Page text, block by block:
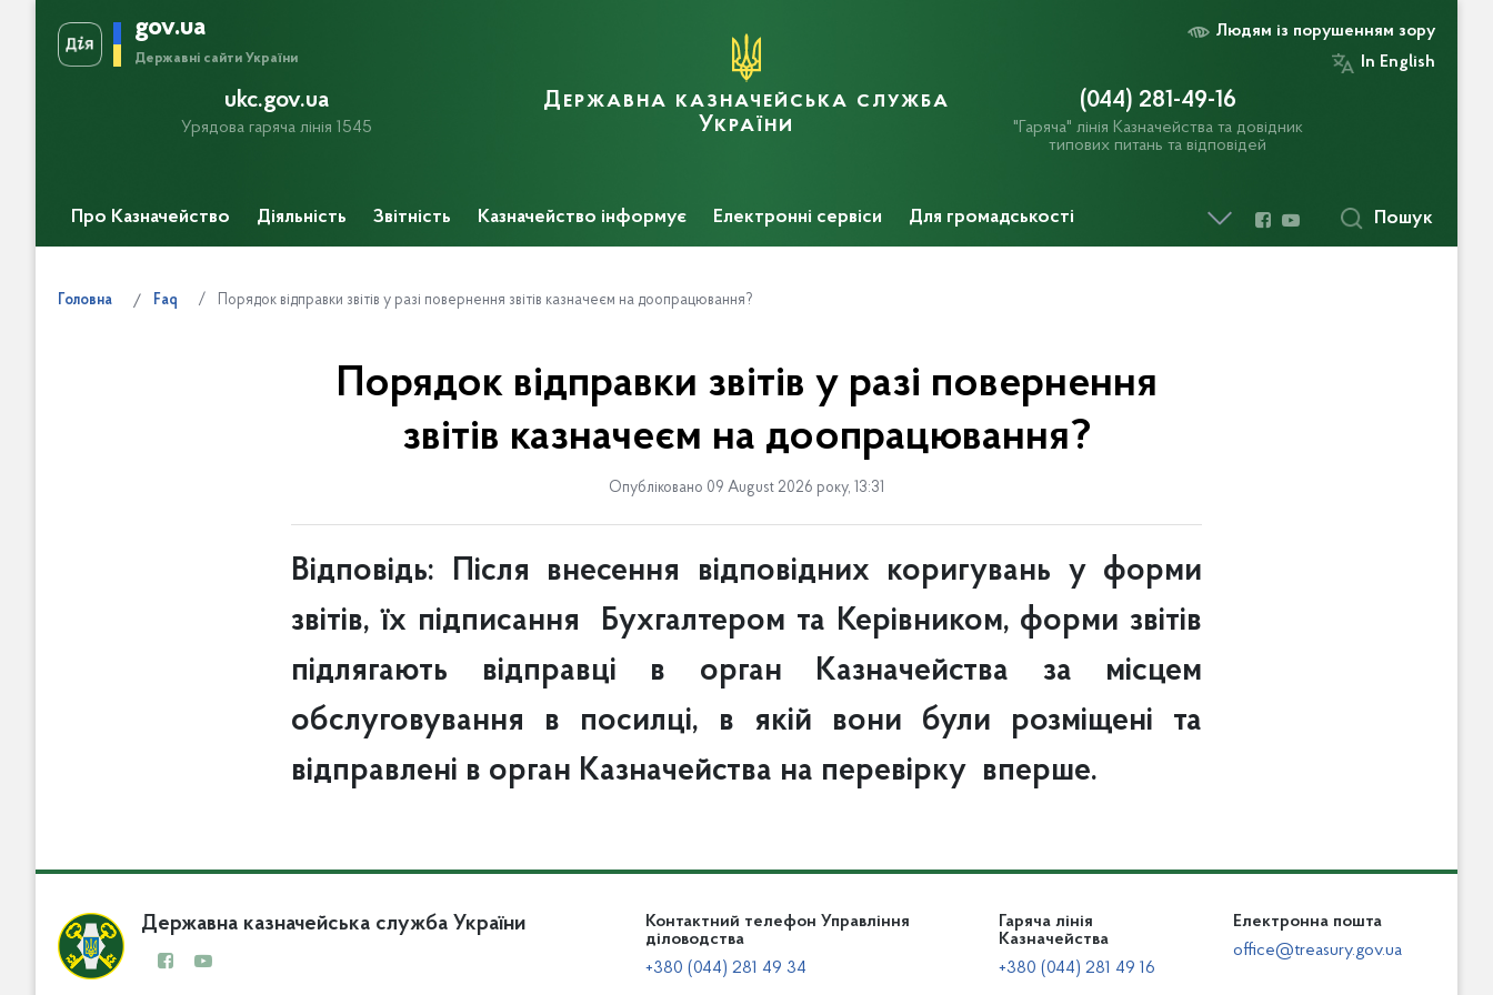
gov.ua
Державні сайти України
Людям із порушенням зору
In English
ukc.gov.ua
Урядова гаряча лінія 1545
Державна казначейська служба
України
(044) 281-49-16
"Гаряча" лінія Казначейства та довідник
типових питань та відповідей
Про Казначейство Діяльність Звітність Казначейство інформує Електронні сервіси Для громадськості Пошук
Головна Faq Порядок відправки звітів у разі повернення звітів казначеєм на доопрацювання?
Порядок відправки звітів у разі повернення
звітів казначеєм на доопрацювання?
Опубліковано 09 August 2026 року, 13:31
Відповідь: Після внесення відповідних коригувань у форми
звітів, їх підписання Бухгалтером та Керівником, форми звітів
підлягають відправці в орган Казначейства за місцем
обслуговування в посилці, в якій вони були розміщені та
відправлені в орган Казначейства на перевірку вперше.
Державна казначейська служба України
Контактний телефон Управління
діловодства
+380 (044) 281 49 34
Гаряча лінія
Казначейства
+380 (044) 281 49 16
Електронна пошта
office@treasury.gov.ua